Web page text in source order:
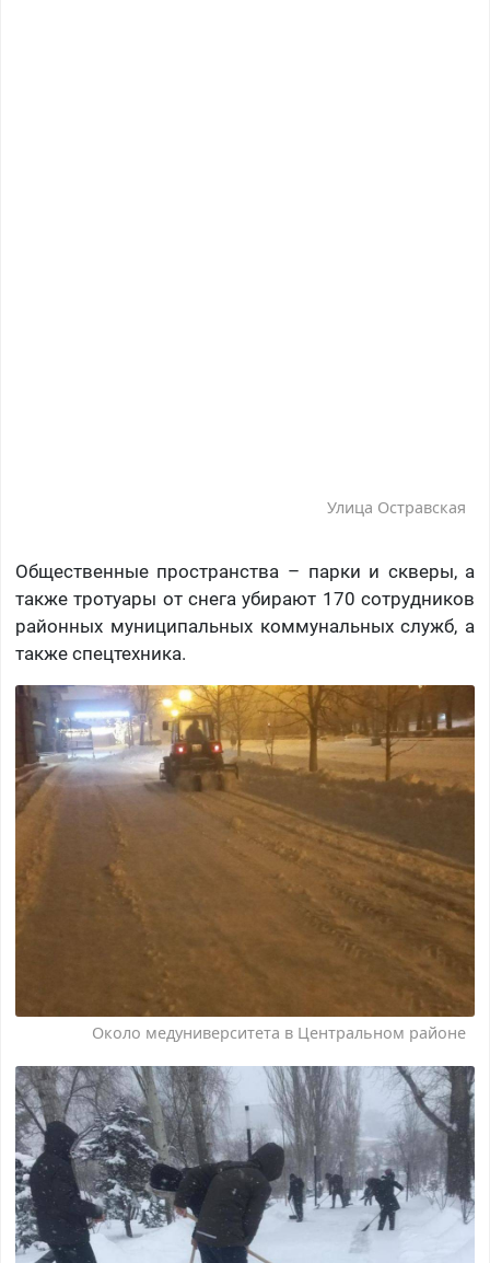
Улица Остравская
Общественные пространства – парки и скверы, а
также тротуары от снега убирают 170 сотрудников
районных муниципальных коммунальных служб, а
также спецтехника.
Около медуниверситета в Центральном районе